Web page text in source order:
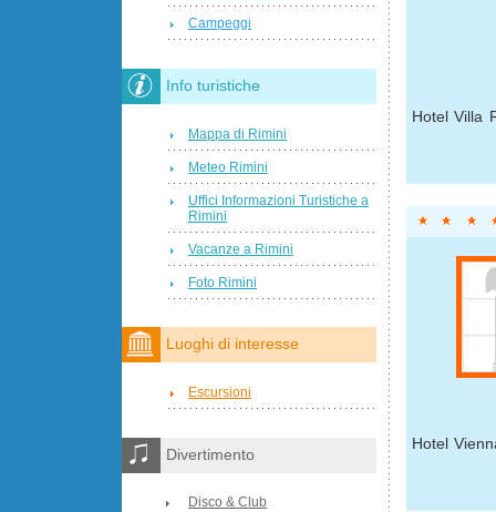
Hotel Villa
Hotel
Campeggi
Info turistiche
Mappa di Rimini
Meteo Rimini
Uffici Informazioni Turistiche a
Rimini
Vacanze a Rimini
Foto Rimini
Luoghi di interesse
Escursioni
Divertimento
Disco & Club